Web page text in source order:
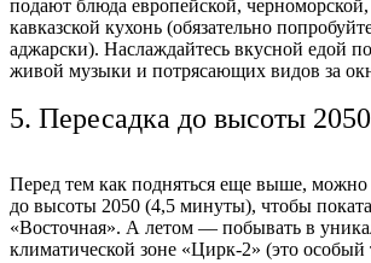
подают блюда европейской,
кавказской кухонь (обязательно
аджарски). Наслаждайтесь вкусной едой
живой музыки и потрясающих видов за
5. Пересадка до высоты 2050
Перед тем как подняться еще выше, можно
до высоты 2050 (4,5 минуты), чтобы
«Восточная». А летом — побывать в
климатической зоне «Цирк-2» (это особый